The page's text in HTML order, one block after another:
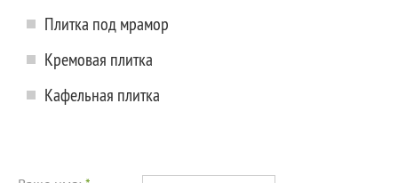
Плитка под мрамор
Кремовая плитка
Кафельная плитка